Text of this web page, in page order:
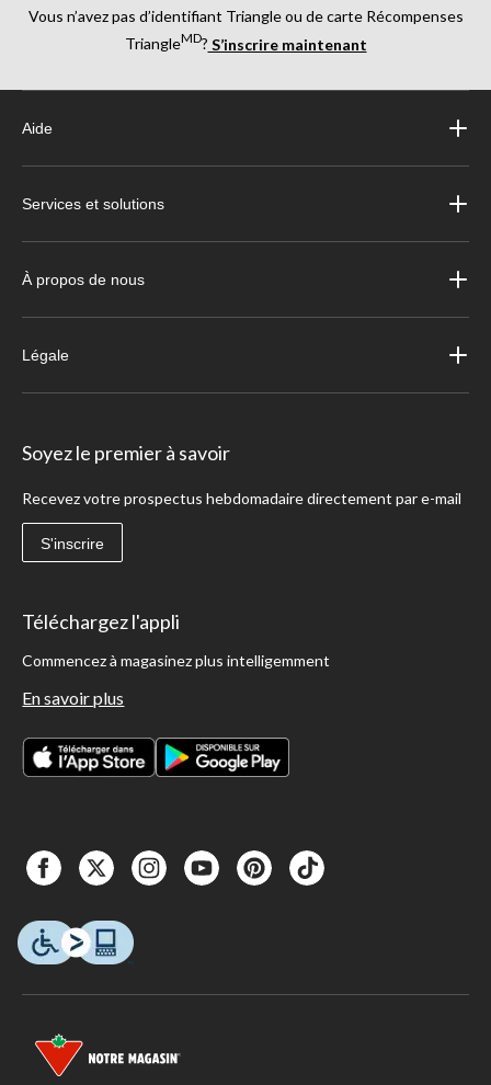
Vous n’avez pas d’identifiant Triangle ou de carte Récompenses
TriangleMD? S’inscrire maintenant
Aide
Services et solutions
À propos de nous
Légale
Soyez le premier à savoir
Recevez votre prospectus hebdomadaire directement par e-mail
S'inscrire
Téléchargez l'appli
Commencez à magasinez plus intelligemment
En savoir plus